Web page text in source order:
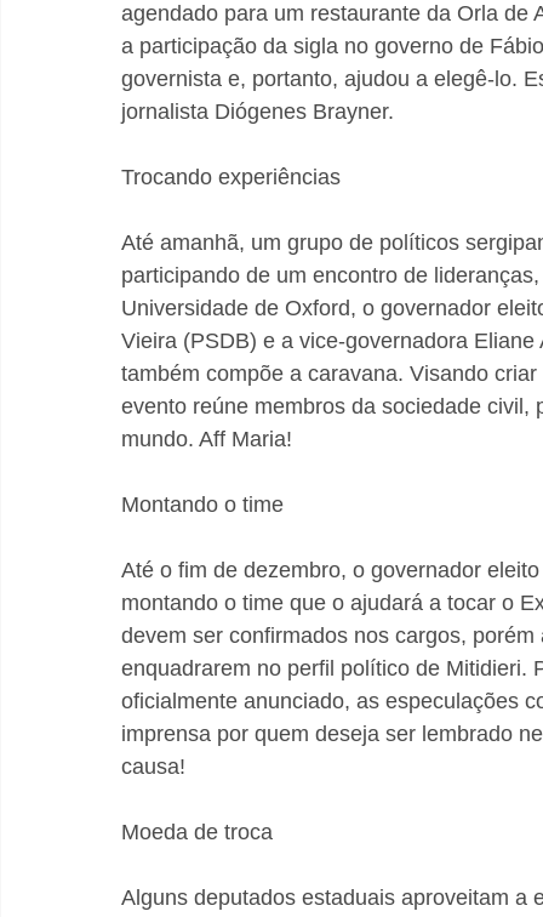
agendado para um restaurante da Orla
a participação da sigla no governo de
governista e, portanto, ajudou a elegê-lo.
jornalista Diógenes Brayner.
Trocando experiências
Até amanhã, um grupo de políticos
participando de um encontro de
Universidade de Oxford, o governador
Vieira (PSDB) e a vice-governadora
também compõe a caravana. Visando
evento reúne membros da sociedade
mundo. Aff Maria!
Montando o time
Até o fim de dezembro, o governador
montando o time que o ajudará a tocar o
devem ser confirmados nos cargos,
enquadrarem no perfil político de
oficialmente anunciado, as especulações
imprensa por quem deseja ser lembrado
causa!
Moeda de troca
Alguns deputados estaduais aproveitam